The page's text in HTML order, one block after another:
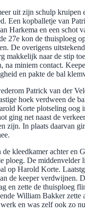
uit zijn schulp kruipen
Een kopballetje van
Harkema en een schot
27e kon de thuisploeg
De overigens
makkelijk naar de stip
na miniem contact.
en pakte de bal
Patrick van der
hoek verdween de
Korte plotseling oog
ging net naast de
zijn. In plaats daarvan
kleedkamer achter en
ploeg. De middenvelder
op Harold Korte.
de keeper verdwijnen.
en zette de thuisploeg
William Bakker zette
en was zelf ook zo